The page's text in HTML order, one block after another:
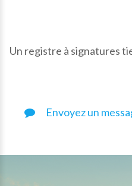
Un registre à signatures
Envoyez un